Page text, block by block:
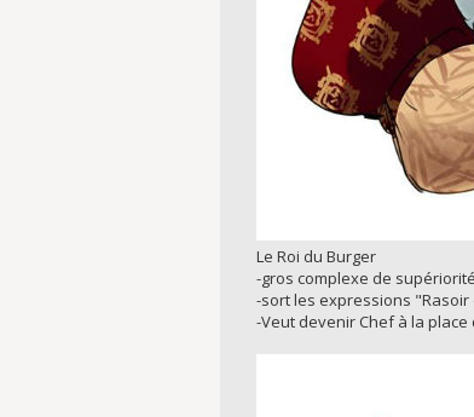
Le Roi du Burger
-gros complexe de supériorité
-sort les expressions
-Veut devenir Chef à la place